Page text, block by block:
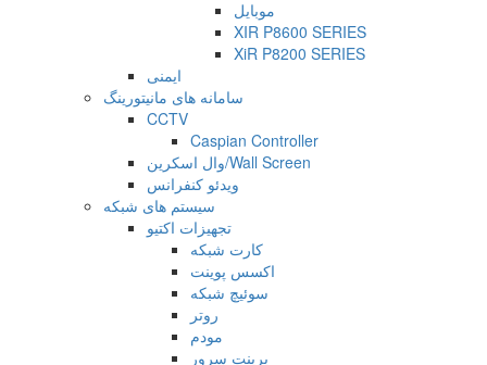
موبایل
XIR P8600 SERIES
XiR P8200 SERIES
ایمنی
سامانه های مانیتورینگ
CCTV
Caspian Controller
وال اسکرین/Wall Screen
ویدئو کنفرانس
سیستم های شبکه
تجهیزات اکتیو
کارت شبکه
اکسس پوینت
سوئیچ شبکه
روتر
مودم
پرینت سرور